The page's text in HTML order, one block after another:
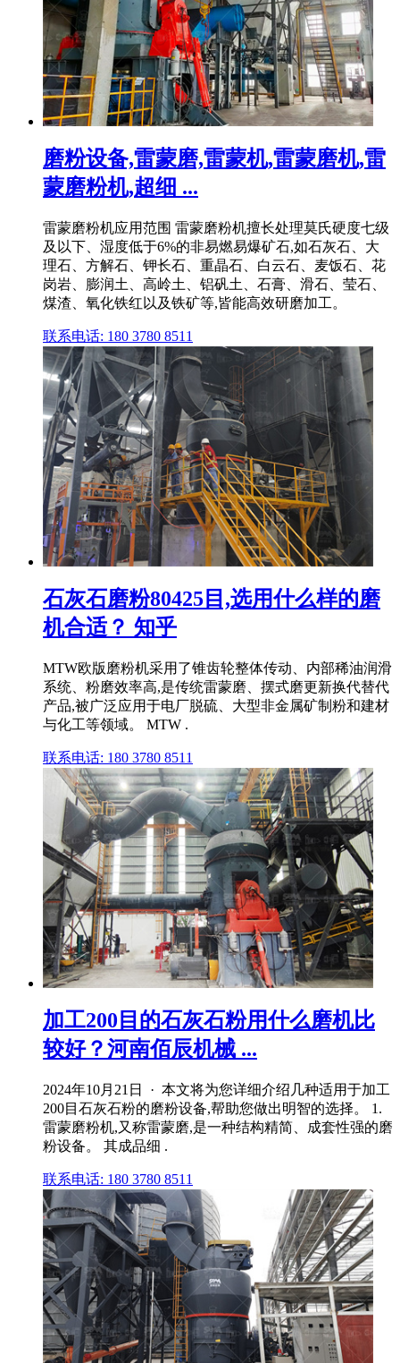
磨粉设备,雷蒙磨,雷蒙机,雷蒙磨机,雷
蒙磨粉机,超细 ...
雷蒙磨粉机应用范围 雷蒙磨粉机擅长处理莫氏硬度七级
及以下、湿度低于6%的非易燃易爆矿石,如石灰石、大
理石、方解石、钾长石、重晶石、白云石、麦饭石、花
岗岩、膨润土、高岭土、铝矾土、石膏、滑石、莹石、
煤渣、氧化铁红以及铁矿等,皆能高效研磨加工。
联系电话: 180 3780 8511
石灰石磨粉80425目,选用什么样的磨
机合适？ 知乎
MTW欧版磨粉机采用了锥齿轮整体传动、内部稀油润滑
系统、粉磨效率高,是传统雷蒙磨、摆式磨更新换代替代
产品,被广泛应用于电厂脱硫、大型非金属矿制粉和建材
与化工等领域。 MTW .
联系电话: 180 3780 8511
加工200目的石灰石粉用什么磨机比
较好？河南佰辰机械 ...
2024年10月21日 · 本文将为您详细介绍几种适用于加工
200目石灰石粉的磨粉设备,帮助您做出明智的选择。 1.
雷蒙磨粉机,又称雷蒙磨,是一种结构精简、成套性强的磨
粉设备。 其成品细 .
联系电话: 180 3780 8511